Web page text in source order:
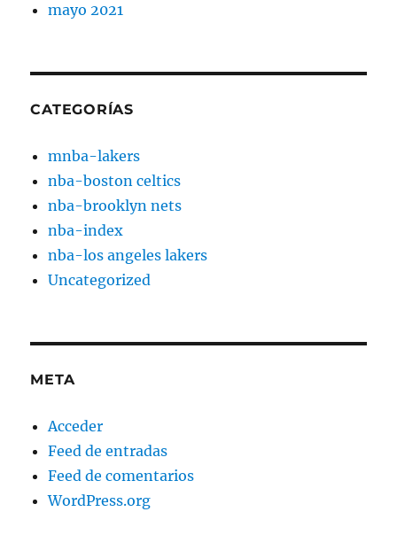
mayo 2021
CATEGORÍAS
mnba-lakers
nba-boston celtics
nba-brooklyn nets
nba-index
nba-los angeles lakers
Uncategorized
META
Acceder
Feed de entradas
Feed de comentarios
WordPress.org